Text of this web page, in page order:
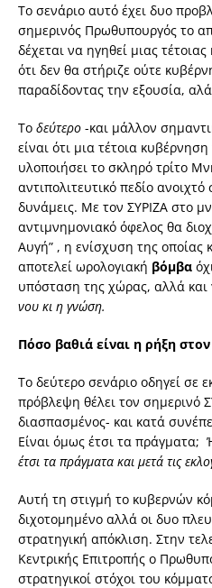
Το σενάριο αυτό έχει δυο
σημερινός Πρωθυπουργός το
δέχεται να ηγηθεί μιας
ότι δεν θα στήριζε ούτε
παραδίδοντας την εξουσία,
Το δεύτερο -και μάλλον
είναι ότι μια τέτοια
υλοποιήσει το σκληρό τρίτο
αντιπολιτευτικό πεδίο
δυνάμεις. Με τον ΣΥΡΙΖΑ στο
αντιμνημονιακό όφελος θα
Αυγή” , η ενίσχυση της οποίας
αποτελεί ωρολογιακή βόμβα
υπόσταση της χώρας, αλλά και
νου κι η γνώση.
Πόσο βαθιά είναι η ρήξη
Το δεύτερο σενάριο οδηγεί σε
πρόβλεψη θέλει τον σημερινό
διασπασμένος- και κατά
Είναι όμως έτσι τα πράγματα;
έτσι τα πράγματα και μετά τις
Αυτή τη στιγμή το κυβερνών
διχοτομημένο αλλά οι δυο
στρατηγική απόκλιση. Στην
Κεντρικής Επιτροπής ο
στρατηγικοί στόχοι του